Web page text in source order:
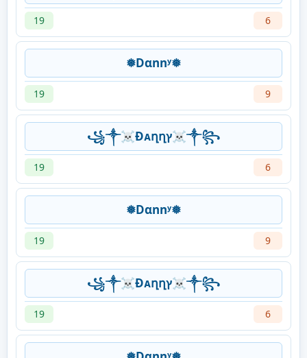
19 6
❅Dαnnʸ❅
19 9
꧁༒☠Ðᴀղղץ☠༒꧂
19 6
❅Dαnnʸ❅
19 9
꧁༒☠Ðᴀղղץ☠༒꧂
19 6